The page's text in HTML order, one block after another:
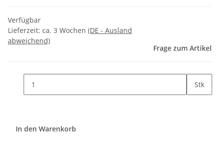
Verfügbar
Lieferzeit: ca. 3 Wochen (DE - Ausland
abweichend)
Frage zum Artikel
Stk
In den Warenkorb